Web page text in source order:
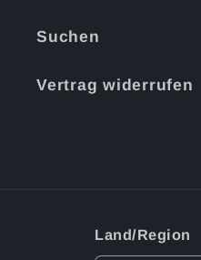
Suchen
Vertrag widerrufen
Land/Region